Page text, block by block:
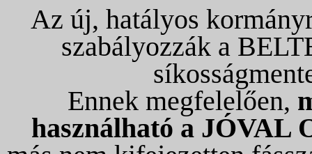
Az új, hatályos
szabályozzák a
Ennek megfelelően,
használható a JÓVAL